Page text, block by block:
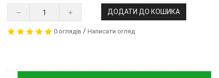
ДОДАТИ ДО КОШИКА
0 оглядів / Написати огляд